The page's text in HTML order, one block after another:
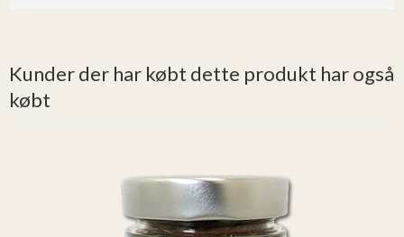
Kunder der har købt dette produkt har også
købt